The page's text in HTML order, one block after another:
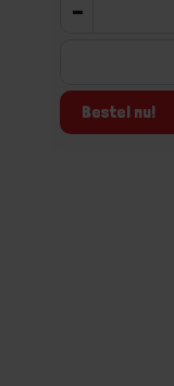
-
Bestel nu!